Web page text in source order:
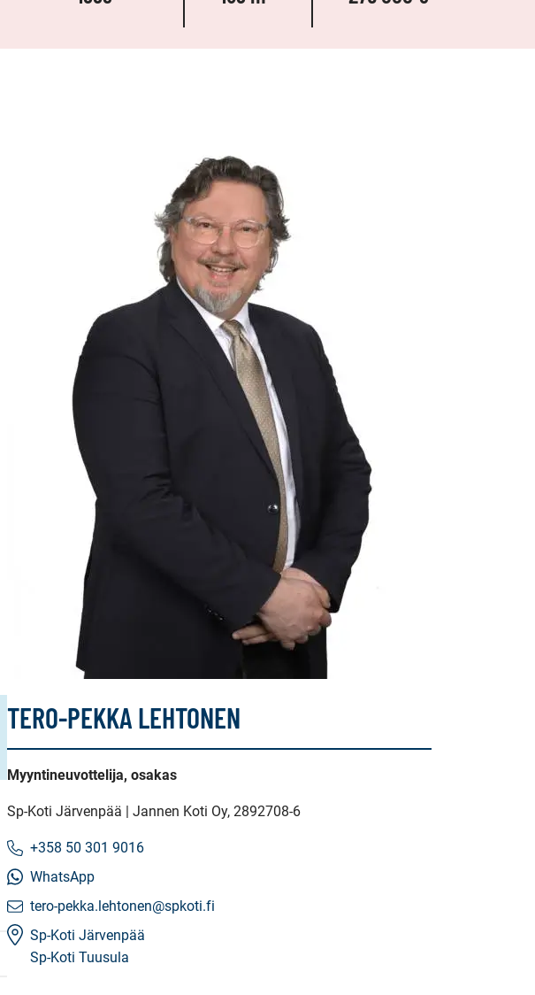
TERO-PEKKA LEHTONEN
Myyntineuvottelija, osakas
Sp-Koti Järvenpää | Jannen Koti Oy, 2892708-6
+358 50 301 9016
WhatsApp
tero-pekka.lehtonen@spkoti.fi
Sp-Koti Järvenpää
Sp-Koti Tuusula